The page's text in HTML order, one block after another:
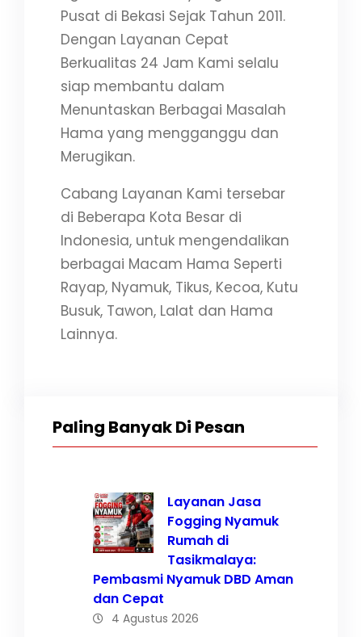
Pusat di Bekasi Sejak Tahun 2011.
Dengan Layanan Cepat
Berkualitas 24 Jam Kami selalu
siap membantu dalam
Menuntaskan Berbagai Masalah
Hama yang mengganggu dan
Merugikan.
Cabang Layanan Kami tersebar
di Beberapa Kota Besar di
Indonesia, untuk mengendalikan
berbagai Macam Hama Seperti
Rayap, Nyamuk, Tikus, Kecoa, Kutu
Busuk, Tawon, Lalat dan Hama
Lainnya.
Paling Banyak Di Pesan
Layanan Jasa
Fogging Nyamuk
Rumah di
Tasikmalaya:
Pembasmi Nyamuk DBD Aman
dan Cepat
4 Agustus 2026